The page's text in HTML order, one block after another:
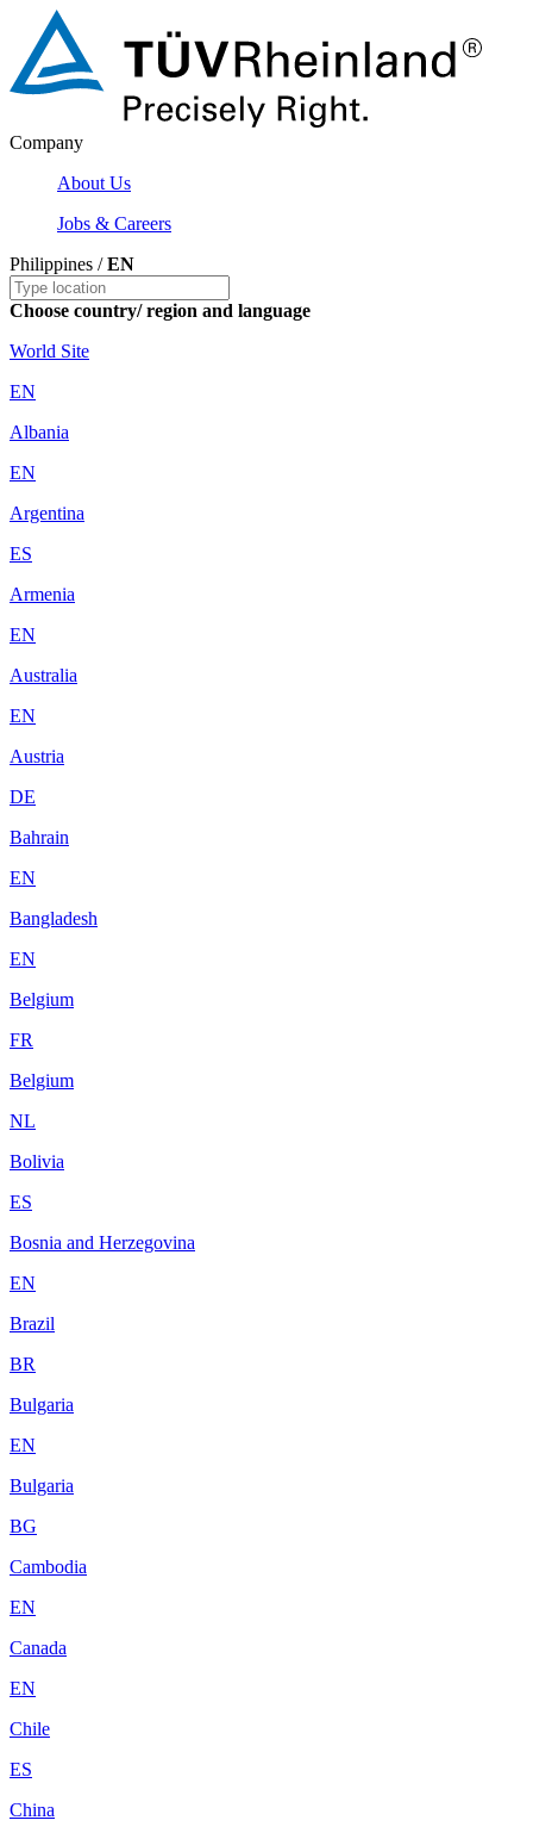
Company
About Us
Jobs & Careers
Philippines /EN
Choose country/ region and language
World Site
EN
Albania
EN
Argentina
ES
Armenia
EN
Australia
EN
Austria
DE
Bahrain
EN
Bangladesh
EN
Belgium
FR
Belgium
NL
Bolivia
ES
Bosnia and Herzegovina
EN
Brazil
BR
Bulgaria
EN
Bulgaria
BG
Cambodia
EN
Canada
EN
Chile
ES
China